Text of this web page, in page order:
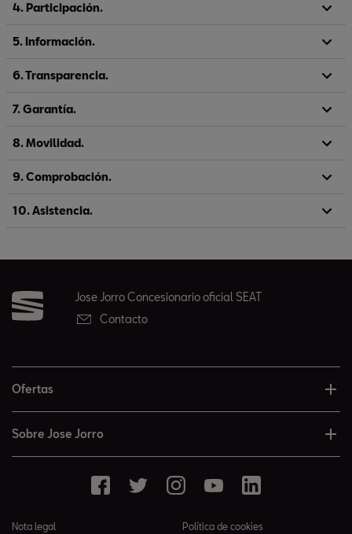
4. Participación.
5. Información.
6. Transparencia.
7. Garantía.
8. Movilidad.
9. Comprobación.
10. Asistencia.
Jose Jorro Concesionario oficial SEAT
Contacto
Ofertas
Sobre Jose Jorro
Nota legal Política de cookies